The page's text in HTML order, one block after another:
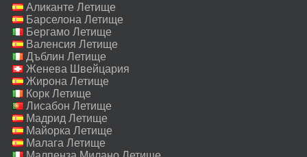
Аликанте Летище
Барселона Летище
Бергамо Летище
Валенсия Летище
Дъблин Летище
Женева Швейцария
Летище
Жирона Летище
Корк Летище
Лисабон Летище
Мадрид Летище
Майорка Летище
Малага Летище